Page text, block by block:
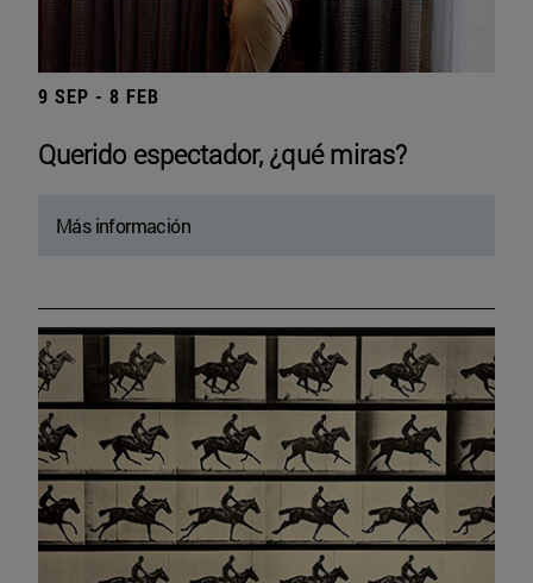
9 SEP - 8 FEB
Querido espectador, ¿qué miras?
Más información